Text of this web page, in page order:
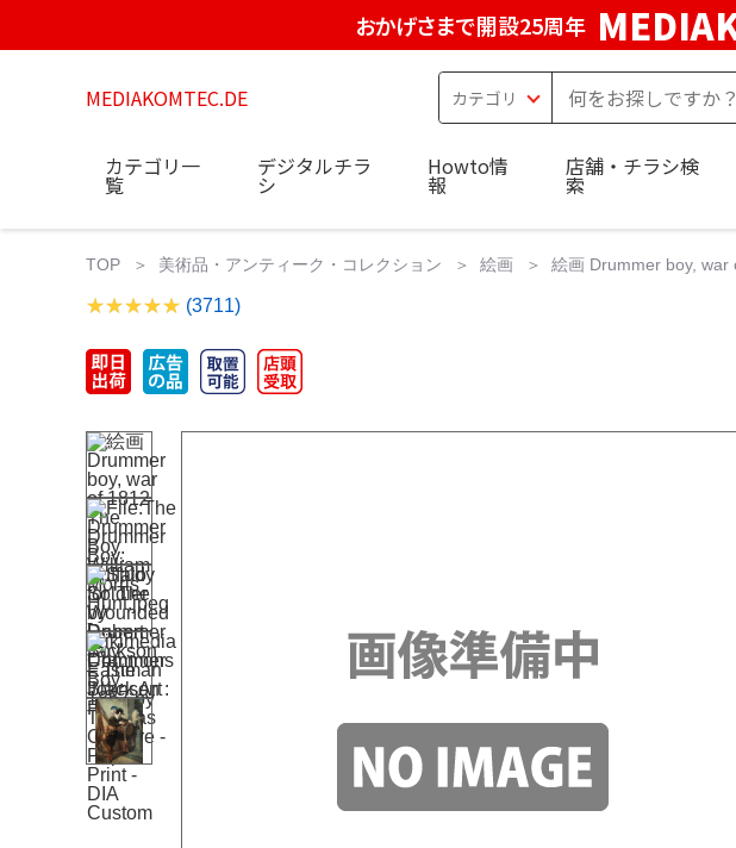
おかげさまで開設25周年
MEDIAKOMTEC.DE
カテゴリ一
覧
デジタルチラ
シ
Howto情
報
店舗・チラシ検
索
TOP 美術品・アンティーク・コレクション 絵画 絵画 Drummer boy,
(3711)